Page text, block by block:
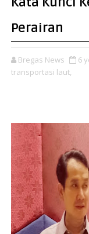
Perairan
Bregas News 6
transportasi laut,